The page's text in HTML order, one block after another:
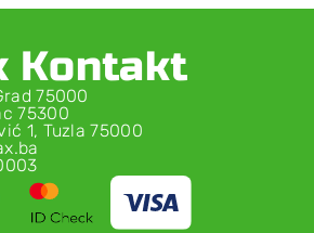
Kontakt
75000
75300
1, Tuzla 75000